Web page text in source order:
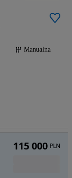
Manualna
115 000 PLN